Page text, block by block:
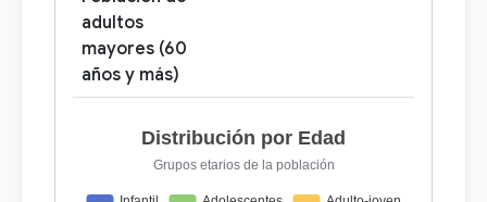
adultos
mayores (60
años y más)